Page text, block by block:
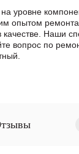
уровне
ремонта
Наши
вопрос по